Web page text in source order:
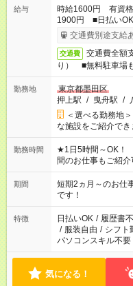
給与
時給1600円 有資
1900円 ■日払い
交通費別途支給
交通費
交通費全額
り） ■無料駐車場
勤務地
東京都墨田区
押上駅 / 曳舟駅 /
＜選べる勤務地
な施設をご紹介でき
勤務時間
★1日5時間～OK！
間のお仕事もご紹
家庭の都合でお休
※週最低15時間以
期間
短期2ヵ月～のお
です！
特徴 日払いOK / 履歴書
/ 服装自由 / シフト
パソコンスキル不要
気になる！